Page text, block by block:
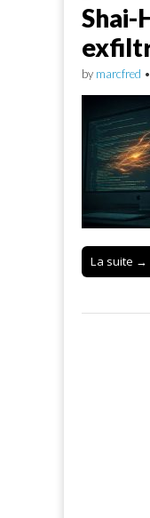
Shai-
by marcfred •
La suite →